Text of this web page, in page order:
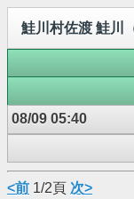
鮭川村佐渡 鮭川
08/09 05:40
<前 1/2頁 次>